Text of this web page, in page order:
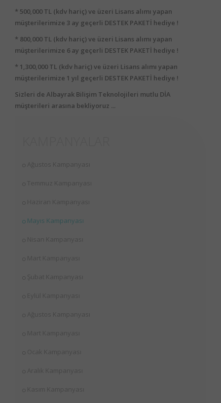
* 500,000 TL (kdv hariç) ve üzeri Lisans alımı yapan
müşterilerimize 3 ay geçerli DESTEK PAKETİ hediye !
* 800,000 TL (kdv hariç) ve üzeri Lisans alımı yapan
müşterilerimize 6 ay geçerli DESTEK PAKETİ hediye !
* 1,300,000 TL (kdv hariç) ve üzeri Lisans alımı yapan
müşterilerimize 1 yıl geçerli DESTEK PAKETİ hediye !
Sizleri de Albayrak Bilişim Teknolojileri mutlu DİA
müşterileri arasına bekliyoruz ...
Mayıs Kampanyası